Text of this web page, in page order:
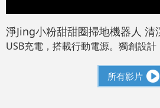
淨Jing小粉甜甜圈掃地機器人 清
USB充電，搭載行動電源。獨創設
所有影片